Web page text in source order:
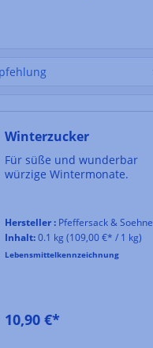
Winterzucker
Für süße und wunderbar
würzige Wintermonate.
Hersteller : Pfeffersack & Soehne
Inhalt:0.1 kg(109,00 €* / 1 kg)
Lebensmittelkennzeichnung
10,90 €*